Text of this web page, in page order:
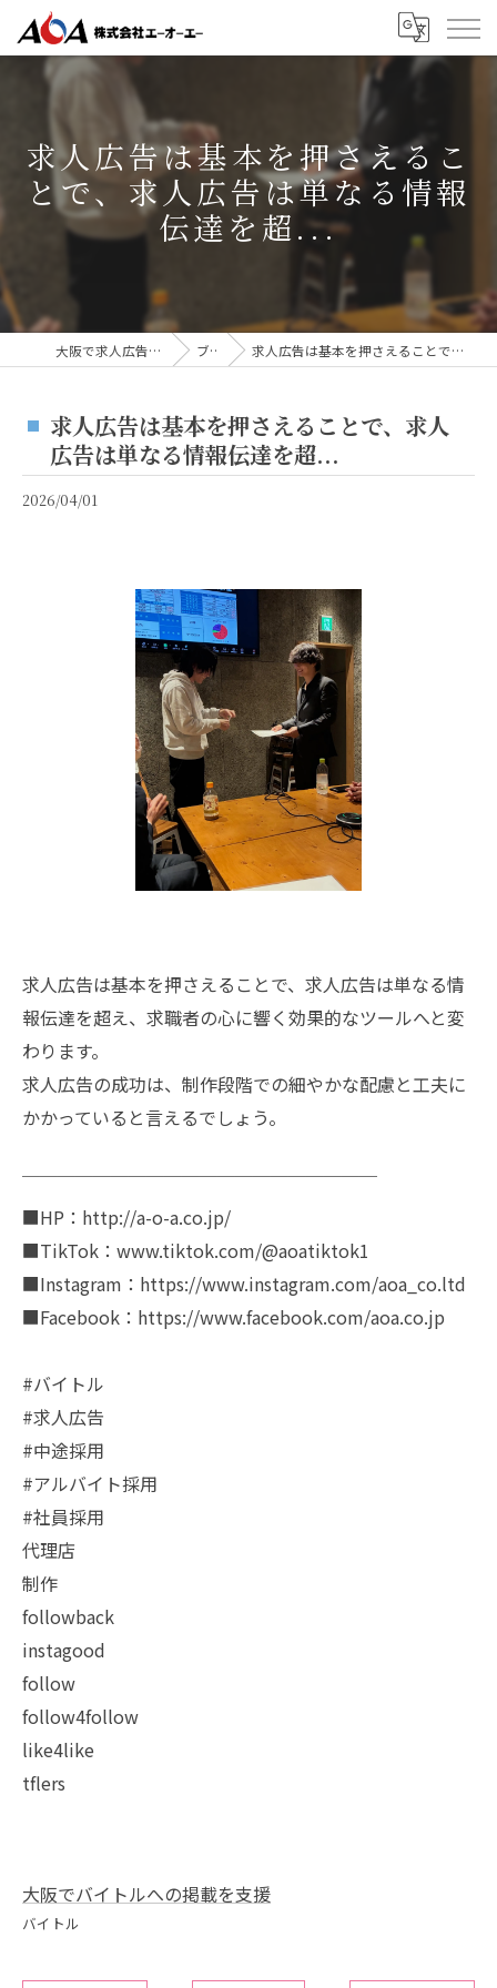
求人広告は基本を押さえるこ
とで、求人広告は単なる情報
伝達を超...
大阪で求人広告なら株式会社AOA ブログ 求人広告は基本を押さえることで、求人広告は単なる情報伝達を超...
求人広告は基本を押さえることで、求人
広告は単なる情報伝達を超...
2026/04/01
求人広告は基本を押さえることで、求人広告は単なる情
報伝達を超え、求職者の心に響く効果的なツールへと変
わります。
求人広告の成功は、制作段階での細やかな配慮と工夫に
かかっていると言えるでしょう。
￣￣￣￣￣￣￣￣￣￣￣￣￣￣￣￣￣￣￣￣
■HP：http://a-o-a.co.jp/
■TikTok：www.tiktok.com/@aoatiktok1
■Instagram：https://www.instagram.com/aoa_co.ltd
■Facebook：https://www.facebook.com/aoa.co.jp
#バイトル
#求人広告
#中途採用
#アルバイト採用
#社員採用
代理店
制作
followback
instagood
follow
follow4follow
like4like
tflers
大阪でバイトルへの掲載を支援
バイトル